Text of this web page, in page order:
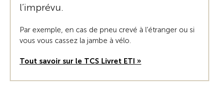
l’imprévu.
Par exemple, en cas de pneu crevé à l’étranger ou si
vous vous cassez la jambe à vélo.
Tout savoir sur le TCS Livret ETI »